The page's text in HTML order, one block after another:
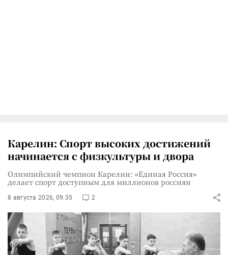
Карелин: Спорт высоких достижений
начинается с физкультуры и двора
Олимпийский чемпион Карелин: «Единая Россия»
делает спорт доступным для миллионов россиян
8 августа 2026, 09:35 2